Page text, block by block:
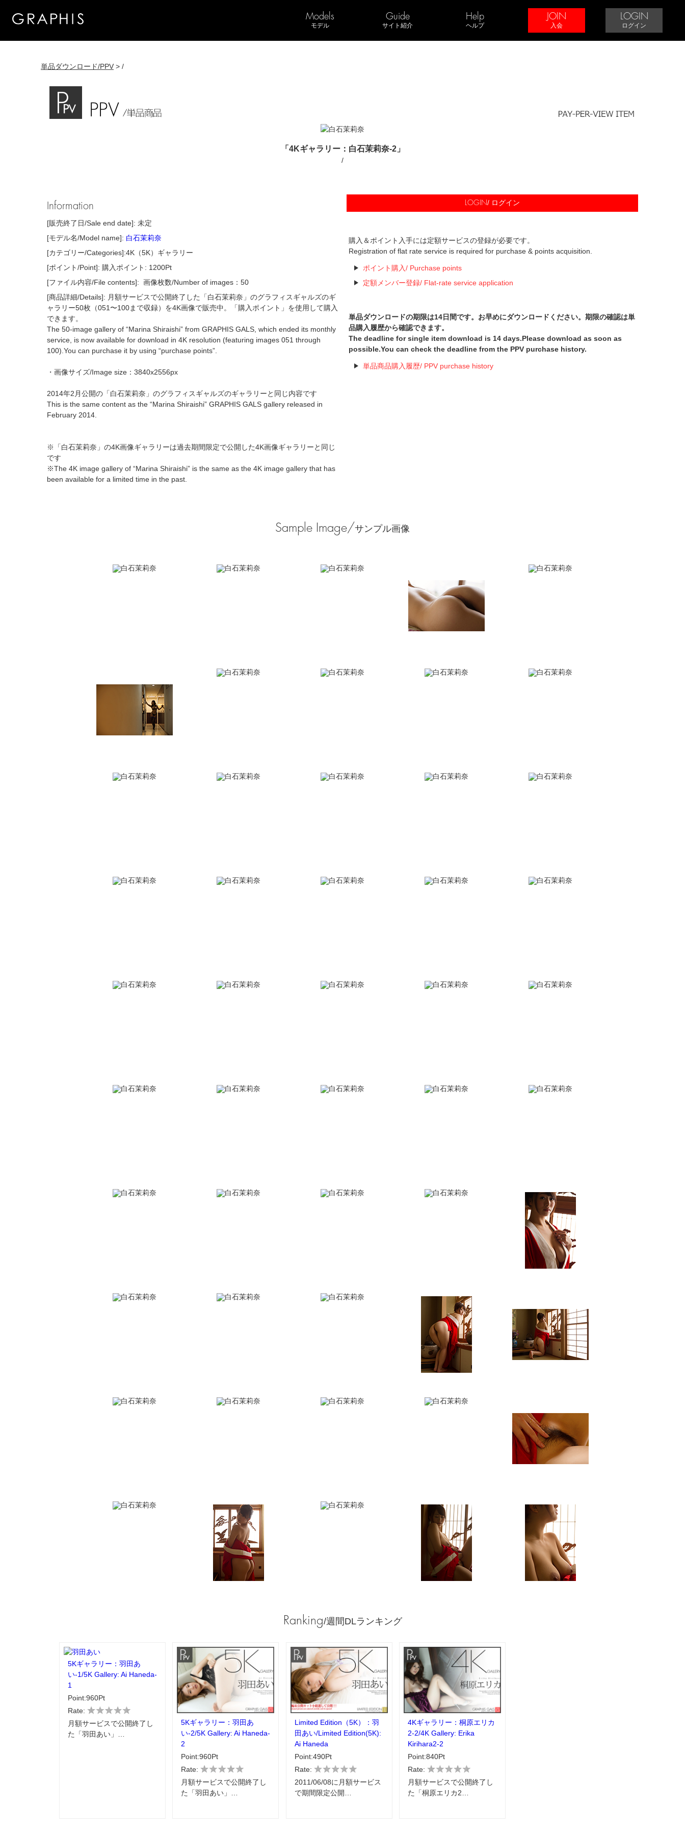
Models
モデル
Guide
サイト紹介
Help
ヘルプ
JOIN
入会
LOGIN
ログイン
単品ダウンロード/PPV > /
「4Kギャラリー：白石茉莉奈-2」
/
Information
[販売終了日/Sale end date]: 未定
[モデル名/Model name]: 白石茉莉奈
[カテゴリー/Categories]:4K（5K）ギャラリー
[ポイント/Point]: 購入ポイント: 1200Pt
[ファイル内容/File contents]: 画像枚数/Number of images：50
[商品詳細/Details]: 月額サービスで公開終了した「白石茉莉奈」のグラフィスギャルズのギ
ャラリー50枚（051〜100まで収録）を4K画像で販売中。「購入ポイント」を使用して購入
できます。
The 50-image gallery of “Marina Shiraishi” from GRAPHIS GALS, which ended its monthly
service, is now available for download in 4K resolution (featuring images 051 through
100).You can purchase it by using “purchase points”.
・画像サイズ/Image size：3840x2556px
2014年2月公開の「白石茉莉奈」のグラフィスギャルズのギャラリーと同じ内容です
This is the same content as the “Marina Shiraishi” GRAPHIS GALS gallery released in
February 2014.
※「白石茉莉奈」の4K画像ギャラリーは過去期間限定で公開した4K画像ギャラリーと同じ
です
※The 4K image gallery of “Marina Shiraishi” is the same as the 4K image gallery that has
been available for a limited time in the past.
LOGIN/ ログイン
購入＆ポイント入手には定額サービスの登録が必要です。
Registration of flat rate service is required for purchase & points acquisition.
ポイント購入/ Purchase points
定額メンバー登録/ Flat-rate service application
単品ダウンロードの期限は14日間です。お早めにダウンロードください。期限の確認は単
品購入履歴から確認できます。
The deadline for single item download is 14 days.Please download as soon as
possible.You can check the deadline from the PPV purchase history.
単品商品購入履歴/ PPV purchase history
Sample Image/サンプル画像
Ranking/週間DLランキング
5Kギャラリー：羽田あ
い-1/5K Gallery: Ai Haneda-
1
Point:960Pt
Rate:
月額サービスで公開終了し
た「羽田あい」…
5Kギャラリー：羽田あ
い-2/5K Gallery: Ai Haneda-
2
Point:960Pt
Rate:
月額サービスで公開終了し
た「羽田あい」…
Limited Edition（5K）：羽
田あい/Limited Edition(5K):
Ai Haneda
Point:490Pt
Rate:
2011/06/08に月額サービス
で期間限定公開…
4Kギャラリー：桐原エリカ
2-2/4K Gallery: Erika
Kirihara2-2
Point:840Pt
Rate:
月額サービスで公開終了し
た「桐原エリカ2…